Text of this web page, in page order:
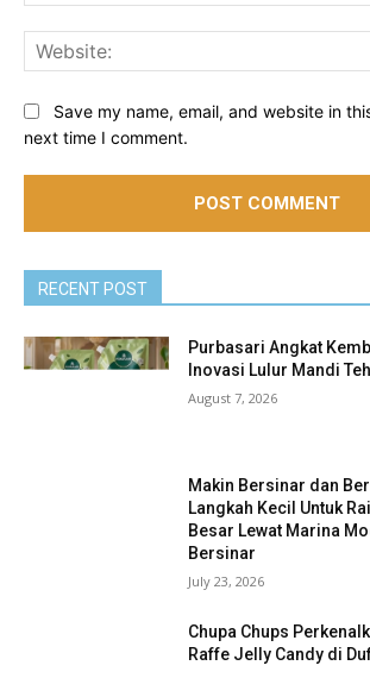
Save my name, email, and website in
next time I comment.
RECENT POST
Purbasari Angkat
Inovasi Lulur Mandi
August 7, 2026
Makin Bersinar dan
Langkah Kecil Untuk
Besar Lewat Marina
Bersinar
July 23, 2026
Chupa Chups
Raffe Jelly Candy di